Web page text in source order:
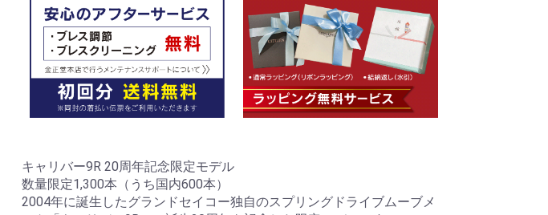
キャリバー9R 20周年記念限定モデル
数量限定1,300本（うち国内600本）
2004年に誕生したグランドセイコー独自のスプリングドライブムーブメ